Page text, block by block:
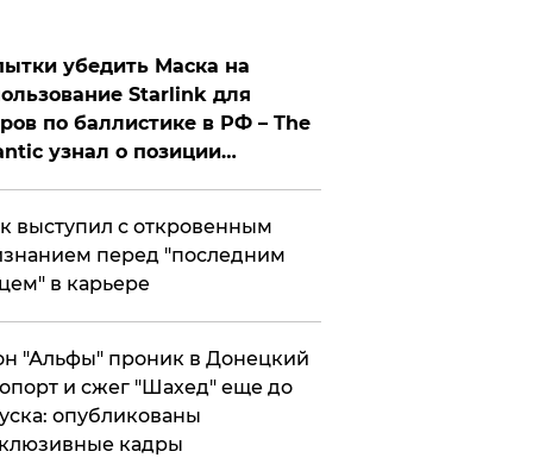
убедить Маска на
Starlink для
по баллистике в РФ – The
узнал о позиции
выступил с откровенным
перед "последним
в карьере
"Альфы" проник в Донецкий
и сжег "Шахед" еще до
опубликованы
кадры